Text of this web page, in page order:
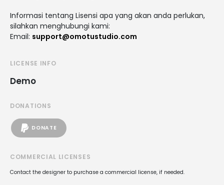
Informasi tentang Lisensi apa yang akan anda perlukan,
silahkan menghubungi kami:
Email: support@omotustudio.com
LICENSE INFO
Demo
DONATIONS
DONATE
COMMERCIAL LICENSES
Contact the designer to purchase a commercial license, if needed.